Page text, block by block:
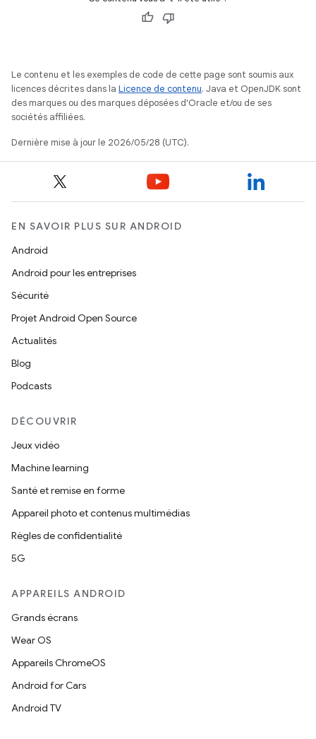
Le contenu et les exemples de code de cette page sont soumis aux
licences décrites dans la Licence de contenu. Java et OpenJDK sont
des marques ou des marques déposées d'Oracle et/ou de ses
sociétés affiliées.
Dernière mise à jour le 2026/05/28 (UTC).
EN SAVOIR PLUS SUR ANDROID
Android
Android pour les entreprises
Sécurité
Projet Android Open Source
Actualités
Blog
Podcasts
DÉCOUVRIR
Jeux vidéo
Machine learning
Santé et remise en forme
Appareil photo et contenus multimédias
Règles de confidentialité
5G
APPAREILS ANDROID
Grands écrans
Wear OS
Appareils ChromeOS
Android for Cars
Android TV